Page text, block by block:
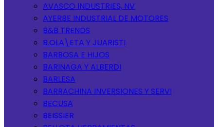
AVASCO INDUSTRIES, NV
AYERBE INDUSTRIAL DE MOTORES
B&B TRENDS
B.OLA\ETA Y JUARISTI
BARBOSA E HIJOS
BARINAGA Y ALBERDI
BARLESA
BARRACHINA INVERSIONES Y SERVI
BECUSA
BEISSIER